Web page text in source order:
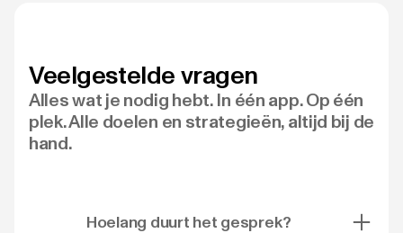
Veelgestelde vragen
Alles wat je nodig hebt. In één app. Op één
plek. Alle doelen en strategieën, altijd bij de
hand.
Hoelang duurt het gesprek?